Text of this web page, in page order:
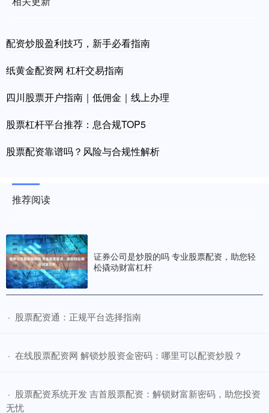
配资炒股盈利技巧，新手必看指南
纸黄金配资网 杠杆交易指南
四川股票开户指南｜低佣金｜线上办理
股票杠杆平台推荐：息合规TOP5
股票配资靠谱吗？风险与合规性解析
推荐阅读
证券公司是炒股的吗 专业股票配资，助您轻
松撬动财富杠杆
· ​股票配资通：正规平台选择指南
· ​在线股票配资网 解锁炒股资金密码：哪里可以配资炒股？
· ​股票配资系统开发 吉首股票配资：解锁财富新密码，助您投资
无忧